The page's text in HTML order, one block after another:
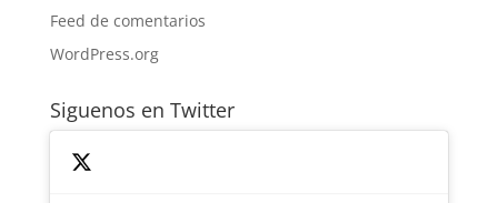
Feed de comentarios
WordPress.org
Siguenos en Twitter